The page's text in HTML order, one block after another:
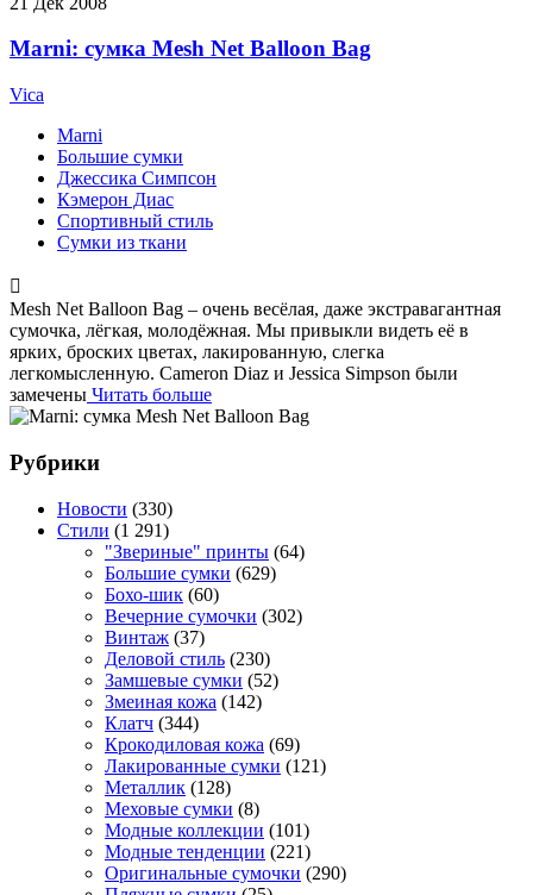
Marni: сумка Mesh Net Balloon Bag
Vica
Marni
Большие сумки
Джессика Симпсон
Кэмерон Диас
Спортивный стиль
Сумки из ткани
Mesh Net Balloon Bag – очень весёлая, даже экстравагантная
сумочка, лёгкая, молодёжная. Мы привыкли видеть её в
ярких, броских цветах, лакированную, слегка
легкомысленную. Cameron Diaz и Jessica Simpson были
замечены Читать больше
Рубрики
Новости (330)
Стили (1 291)
"Звериные" принты (64)
Большие сумки (629)
Бохо-шик (60)
Вечерние сумочки (302)
Винтаж (37)
Деловой стиль (230)
Замшевые сумки (52)
Змеиная кожа (142)
Клатч (344)
Крокодиловая кожа (69)
Лакированные сумки (121)
Металлик (128)
Меховые сумки (8)
Модные коллекции (101)
Модные тенденции (221)
Оригинальные сумочки (290)